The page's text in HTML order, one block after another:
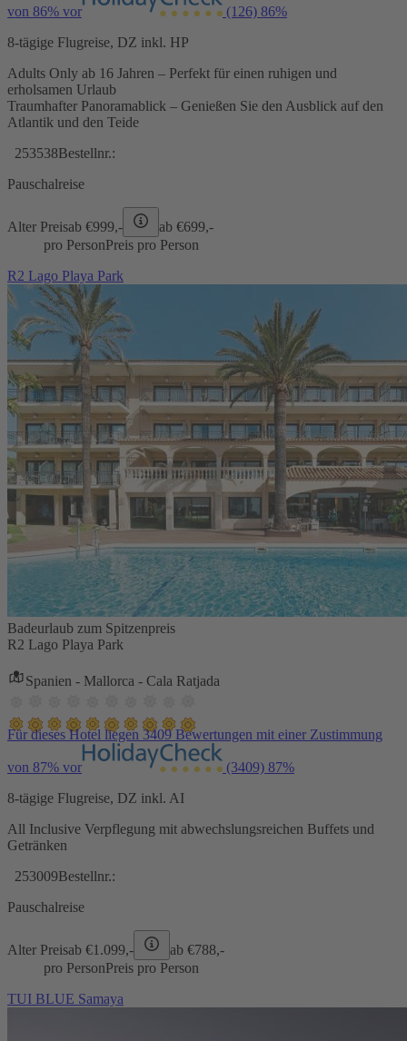
von 86% vor (126) 86%
8-tägige Flugreise, DZ inkl. HP
Adults Only ab 16 Jahren – Perfekt für einen ruhigen und
erholsamen Urlaub
Traumhafter Panoramablick – Genießen Sie den Ausblick auf den
Atlantik und den Teide
253538Bestellnr.:
Pauschalreise
Alter Preisab €999,- ab €699,-
pro PersonPreis pro Person
R2 Lago Playa Park
Badeurlaub zum Spitzenpreis
R2 Lago Playa Park
Spanien - Mallorca - Cala Ratjada
Für dieses Hotel liegen 3409 Bewertungen mit einer Zustimmung
von 87% vor (3409) 87%
8-tägige Flugreise, DZ inkl. AI
All Inclusive Verpflegung mit abwechslungsreichen Buffets und
Getränken
253009Bestellnr.:
Pauschalreise
Alter Preisab €1.099,- ab €788,-
pro PersonPreis pro Person
TUI BLUE Samaya